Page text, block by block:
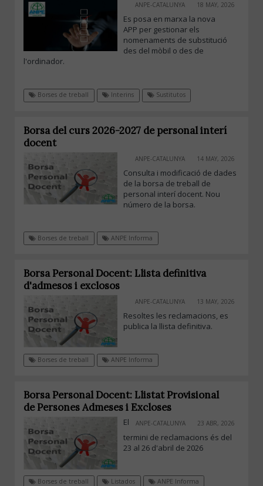
ANPE-CATALUNYA 18 MAY, 2026
Es posa en marxa la nova
APP per gestionar els
nomenaments de substitució
des del mòbil o des de
l'ordinador.
Borses de treball Interins Sustitutos
Borsa del curs 2026-2027 de personal interí
docent
ANPE-CATALUNYA 14 MAY, 2026
Consulta i modificació de dades
de la borsa de treball de
personal interí docent. Nou
número de la borsa.
Borses de treball ANPE Informa
Borsa Personal Docent: Llista definitiva
d'admesos i exclosos
ANPE-CATALUNYA 13 MAY, 2026
Resoltes les reclamacions, es
publica la llista definitiva.
Borses de treball ANPE Informa
Borsa Personal Docent: Llistat Provisional
de Persones Admeses i Excloses
ANPE-CATALUNYA 23 ABR, 2026
El
termini de reclamacions és del
23 al 26 d'abril de 2026
Borses de treball Listados ANPE Informa